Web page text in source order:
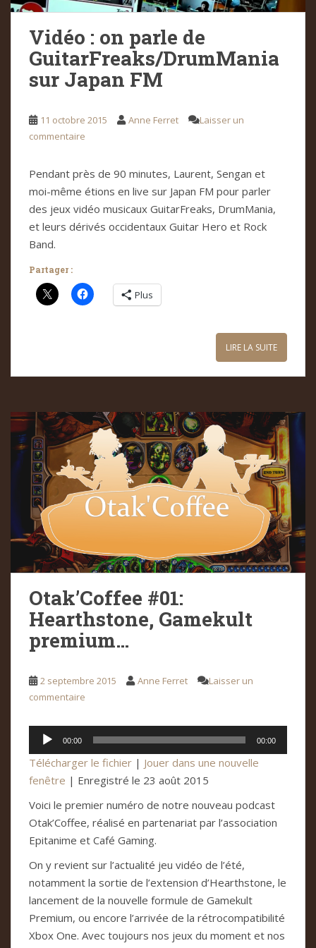
Vidéo : on parle de
GuitarFreaks/DrumMania
sur Japan FM
11 octobre 2015 Anne Ferret
Laisser un
commentaire
Pendant près de 90 minutes, Laurent, Sengan et
moi-même étions en live sur Japan FM pour parler
des jeux vidéo musicaux GuitarFreaks, DrumMania,
et leurs dérivés occidentaux Guitar Hero et Rock
Band.
Partager :
Plus
LIRE LA SUITE
Otak’Coffee #01:
Hearthstone, Gamekult
premium…
2 septembre 2015 Anne Ferret
Laisser un
commentaire
Lecteur
audio
00:00 00:00
Télécharger le fichier | Jouer dans une nouvelle
fenêtre | Enregistré le 23 août 2015
Voici le premier numéro de notre nouveau podcast
Otak’Coffee, réalisé en partenariat par l’association
Epitanime et Café Gaming.
On y revient sur l’actualité jeu vidéo de l’été,
notamment la sortie de l’extension d’Hearthstone, le
lancement de la nouvelle formule de Gamekult
Premium, ou encore l’arrivée de la rétrocompatibilité
Xbox One. Avec toujours nos jeux du moment et nos